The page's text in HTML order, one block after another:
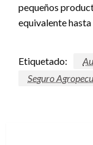
pequeños
equivalente
Etiquetado:
Seguro